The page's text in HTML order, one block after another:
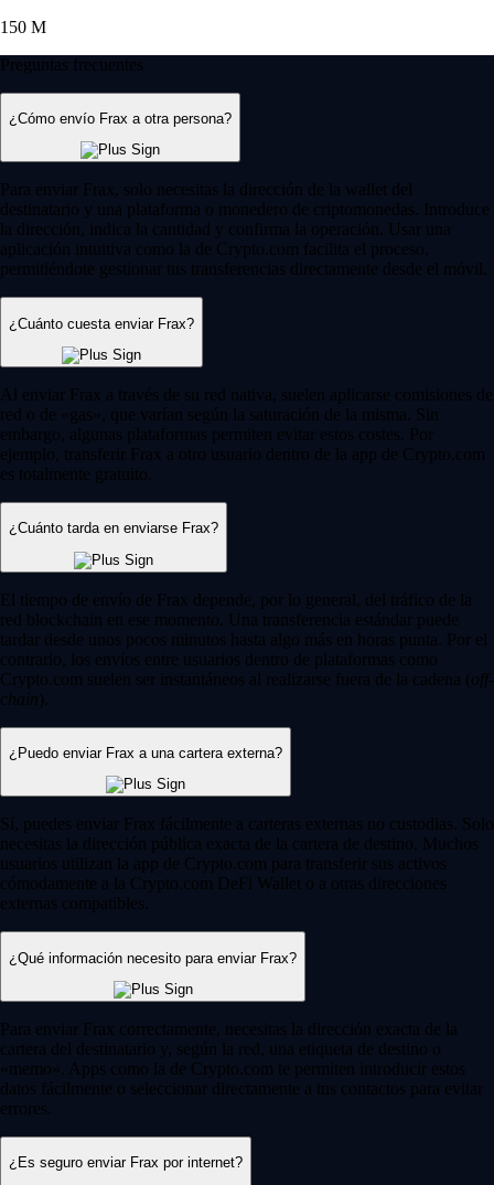
150 M
Preguntas frecuentes
¿Cómo envío Frax a otra persona?
Para enviar Frax, solo necesitas la dirección de la wallet del
destinatario y una plataforma o monedero de criptomonedas. Introduce
la dirección, indica la cantidad y confirma la operación. Usar una
aplicación intuitiva como la de Crypto.com facilita el proceso,
permitiéndote gestionar tus transferencias directamente desde el móvil.
¿Cuánto cuesta enviar Frax?
Al enviar Frax a través de su red nativa, suelen aplicarse comisiones de
red o de «gas», que varían según la saturación de la misma. Sin
embargo, algunas plataformas permiten evitar estos costes. Por
ejemplo, transferir Frax a otro usuario dentro de la app de Crypto.com
es totalmente gratuito.
¿Cuánto tarda en enviarse Frax?
El tiempo de envío de Frax depende, por lo general, del tráfico de la
red blockchain en ese momento. Una transferencia estándar puede
tardar desde unos pocos minutos hasta algo más en horas punta. Por el
contrario, los envíos entre usuarios dentro de plataformas como
Crypto.com suelen ser instantáneos al realizarse fuera de la cadena (off-
chain ).
¿Puedo enviar Frax a una cartera externa?
Sí, puedes enviar Frax fácilmente a carteras externas no custodias. Solo
necesitas la dirección pública exacta de la cartera de destino. Muchos
usuarios utilizan la app de Crypto.com para transferir sus activos
cómodamente a la Crypto.com DeFi Wallet o a otras direcciones
externas compatibles.
¿Qué información necesito para enviar Frax?
Para enviar Frax correctamente, necesitas la dirección exacta de la
cartera del destinatario y, según la red, una etiqueta de destino o
«memo». Apps como la de Crypto.com te permiten introducir estos
datos fácilmente o seleccionar directamente a tus contactos para evitar
errores.
¿Es seguro enviar Frax por internet?